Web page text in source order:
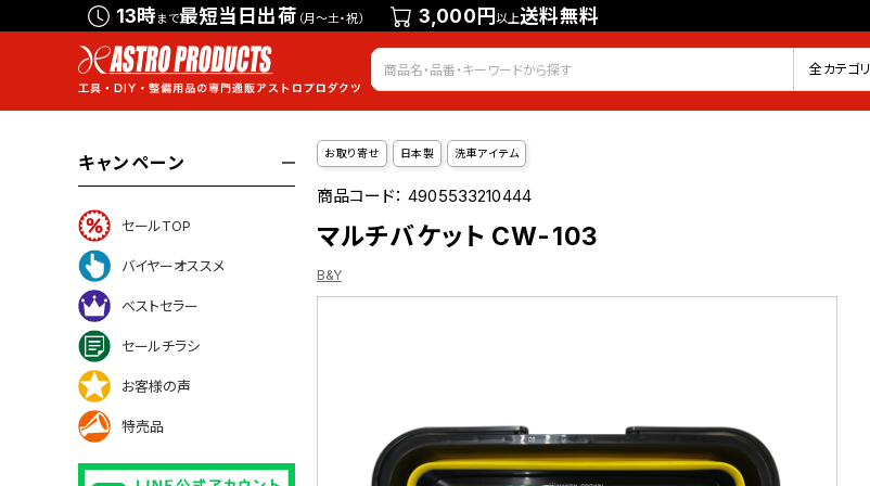
13時まで最短当日出荷 （月～土・祝） 3,000円以上送料無料
会員登録 ログイン お気に入り
全カテゴリ
キャンペーン
セールTOP
バイヤーオススメ
ベストセラー
セールチラシ
お客様の声
特売品
お取り寄せ 日本製 洗車アイテム
商品コード：4905533210444
マルチバケット CW-103
B&Y